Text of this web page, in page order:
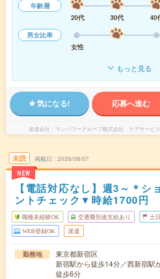
年齢層
20代
30代 40
男女比率
女性
もっと見る
気になる! 応募へ進む
派遣会社 マンパワーグループ株式会社 ケアサービ
未読
NEW
掲載日 2026/08/07
【電話対応なし】週3～＊シ
ントチェック▼時給1700円
職種未経験OK 交通費別途支給あり 土
WEB登録OK 派遣
勤務地
東京都新宿区
新宿駅から徒歩14分／西新宿駅
徒歩6分